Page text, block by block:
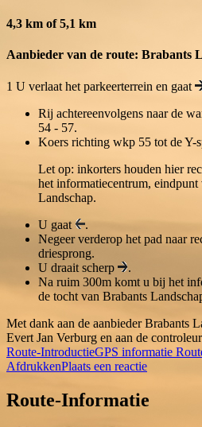
4,3 km of 5,1 km
Aanbieder van de route: Brabants
1 U verlaat het parkeerterrein en gaat
Rij achtereenvolgens naar de
54 - 57.
Koers richting wkp 55 tot de Y-
Let op: inkorters houden hier
het informatiecentrum,
Landschap.
U gaat
.
Negeer verderop het pad naar
driesprong.
U draait scherp
.
Na ruim 300m komt u bij het
de tocht van Brabants
Met dank aan de aanbieder Brabants
Evert Jan Verburg en aan de
Route-IntroductieGPS informatie
AfdrukkenPlaats een reactie
Route-Informatie